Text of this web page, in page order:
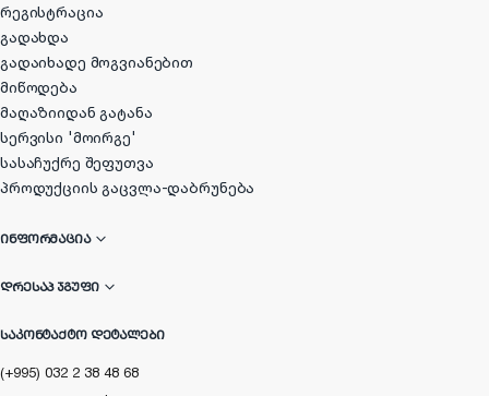
რეგისტრაცია
გადახდა
გადაიხადე მოგვიანებით
მიწოდება
მაღაზიიდან გატანა
სერვისი 'მოირგე'
სასაჩუქრე შეფუთვა
პროდუქციის გაცვლა-დაბრუნება
ᲘᲜᲤᲝᲠᲛᲐᲪᲘᲐ
ᲓᲠᲔᲡᲐᲞ ᲯᲒᲣᲤᲘ
ᲡᲐᲙᲝᲜᲢᲐᲥᲢᲝ ᲓᲔᲢᲐᲚᲔᲑᲘ
(+995) 032 2 38 48 68